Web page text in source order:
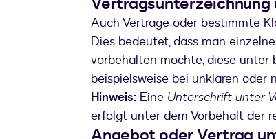
Auch Verträge oder bestimmte
Dies bedeutet, dass man
vorbehalten möchte, diese
beispielsweise bei unklaren oder
Hinweis: Eine Unterschrift unter
erfolgt unter dem Vorbehalt der